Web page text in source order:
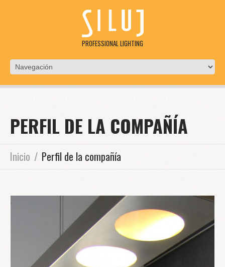
PROFESSIONAL LIGHTING
PERFIL DE LA COMPAÑÍA
Inicio Perfil de la compañía